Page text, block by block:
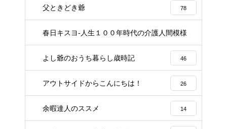
父ときどき爺 78
春日キスヨ-人生１００年時代の介護人間模様
よし爺のおうち暮らし歳時記 46
アウトサイドからこんにちは！ 26
余暇達人のススメ 14